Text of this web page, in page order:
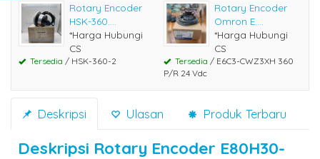
Rotary Encoder
HSK-360....
*Harga Hubungi
CS
Tersedia / HSK-360-2
Rotary Encoder
Omron E....
*Harga Hubungi
CS
Tersedia / E6C3-CWZ3XH 360
P/R 24 Vdc
Deskripsi Ulasan Produk Terbaru
Deskripsi Rotary Encoder E80H30-